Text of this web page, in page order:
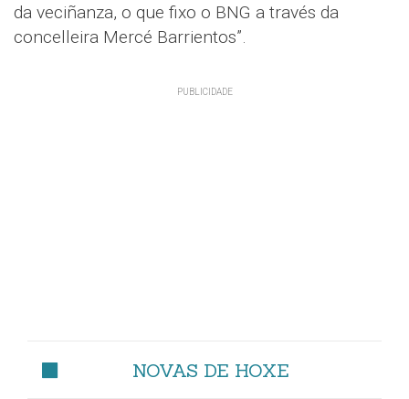
da veciñanza, o que fixo o BNG a través da
concelleira Mercé Barrientos”.
NOVAS DE HOXE